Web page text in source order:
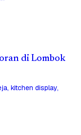
di Lombok
kitchen display,